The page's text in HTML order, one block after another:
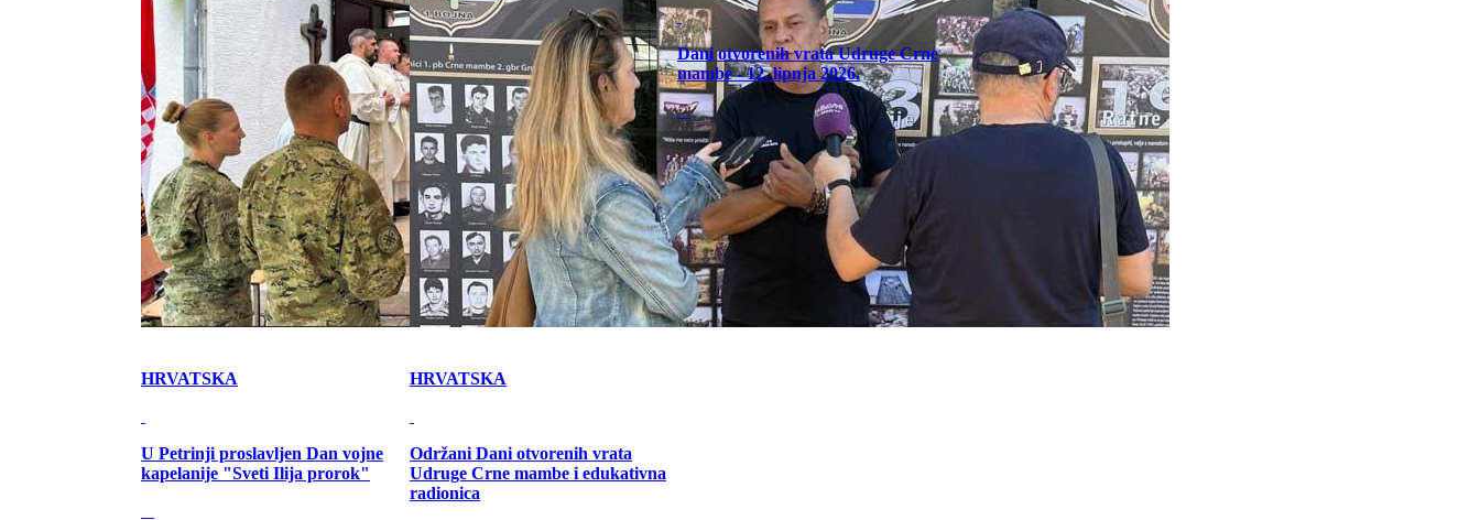
HRVATSKA
U Petrinji proslavljen Dan vojne
kapelanije "Sveti Ilija prorok"
HRVATSKA
Održani Dani otvorenih vrata
Udruge Crne mambe i edukativna
radionica
Dani otvorenih vrata Udruge Crne
mambe - 12. lipnja 2026.